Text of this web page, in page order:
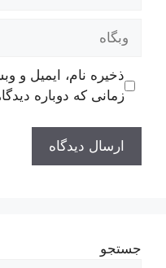
وبگاه
ذخیره نام، ایمیل و
زمانی که دوباره
جستجو